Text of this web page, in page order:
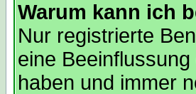
Warum kann ich
Nur registrierte
eine
haben und immer